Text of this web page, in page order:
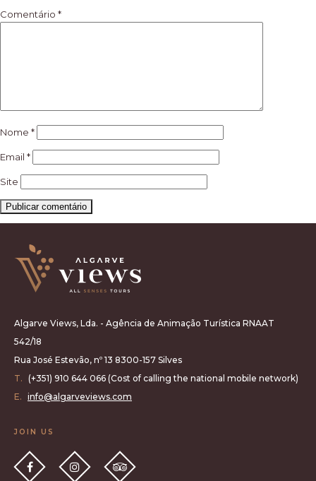
Comentário *
Nome *
Email *
Site
Algarve Views, Lda. - Agência de Animação Turística RNAAT
542/18
Rua José Estevão, nº 13 8300-157 Silves
T. (+351) 910 644 066 (Cost of calling the national mobile network)
E. info@algarveviews.com
JOIN US